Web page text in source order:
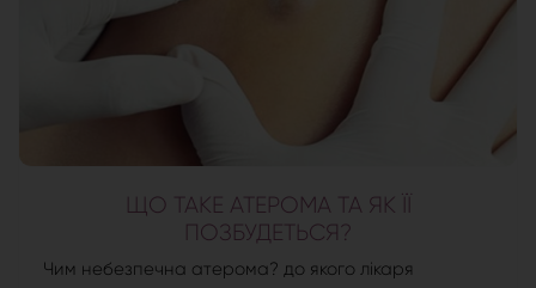
ЩО ТАКЕ АТЕРОМА ТА ЯК ЇЇ
ПОЗБУДЕТЬСЯ?
Чим небезпечна атерома? до якого лікаря